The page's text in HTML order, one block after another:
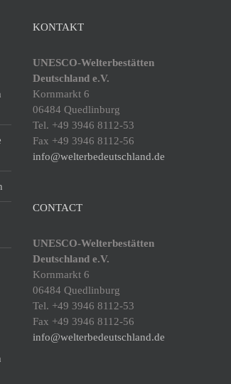
KONTAKT
UNESCO-Welterbestätten
Deutschland e.V.
Kornmarkt 6
06484 Quedlinburg
Tel. +49 3946 8112-53
Fax +49 3946 8112-56
info@welterbedeutschland.de
CONTACT
UNESCO-Welterbestätten
Deutschland e.V.
Kornmarkt 6
06484 Quedlinburg
Tel. +49 3946 8112-53
Fax +49 3946 8112-56
info@welterbedeutschland.de